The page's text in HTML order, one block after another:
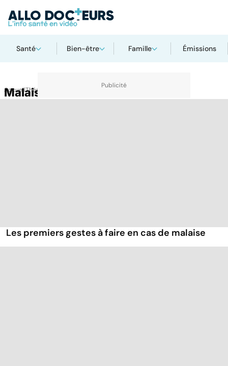
Santé Bien-être Famille Émissions
AccueilThématiques
Malaise
Les premiers gestes à faire en cas de malaise